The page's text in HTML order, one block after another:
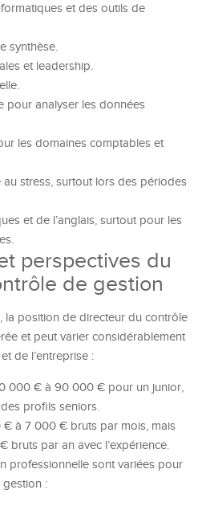
et des outils de
synthèse.
et leadership.
pour analyser les données
les domaines comptables et
stress, surtout lors des périodes
et de l’anglais, surtout pour les
perspectives du
de gestion
la position de directeur du contrôle
et peut varier considérablement
de l’entreprise :
000 € à 90 000 € pour un junior,
profils seniors.
à 7 000 € bruts par mois, mais
bruts par an avec l’expérience.
professionnelle sont variées pour
: